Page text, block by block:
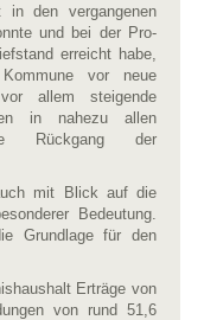
in den vergangenen
und bei der Pro-
erreicht habe,
vor neue
allem steigende
in nahezu allen
Rückgang der
mit Blick auf die
Bedeutung.
Grundlage für den
Erträge von
von rund 51,6